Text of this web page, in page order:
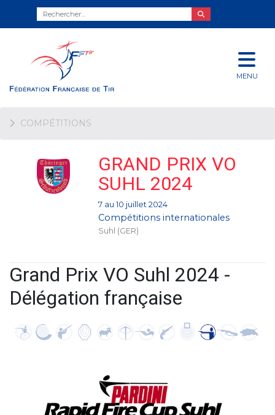
MENU
COMPÉTITIONS
GRAND PRIX VO
SUHL 2024
7 au 10 juillet 2024
Compétitions internationales
Suhl (GER)
Grand Prix VO Suhl 2024 -
Délégation française